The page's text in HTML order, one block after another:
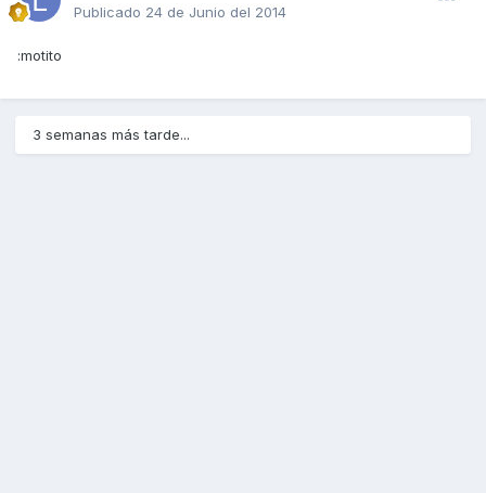
Publicado 24 de Junio del 2014
:motito
3 semanas más tarde...